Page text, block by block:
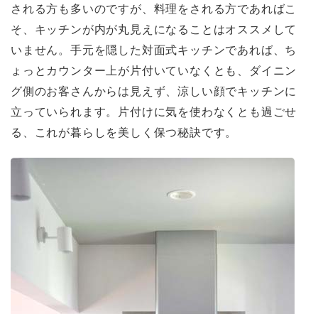
される方も多いのですが、料理をされる方であればこ
そ、キッチンが内が丸見えになることはオススメして
いません。手元を隠した対面式キッチンであれば、ち
ょっとカウンター上が片付いていなくとも、ダイニン
グ側のお客さんからは見えず、涼しい顔でキッチンに
立っていられます。片付けに気を使わなくとも過ごせ
る、これが暮らしを美しく保つ秘訣です。